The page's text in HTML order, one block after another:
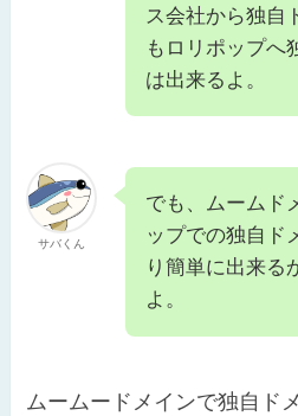
ス会社から独自
もロリポップへ
は出来るよ。
サバくん
でも、ムームド
ップでの独自ド
り簡単に出来る
よ。
ムームードメインで独自ド